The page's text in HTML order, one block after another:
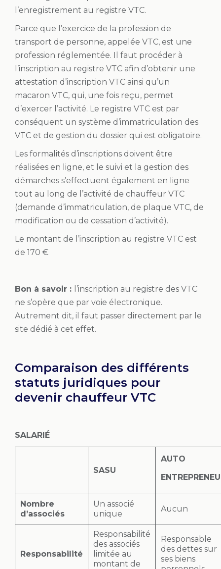
l’enregistrement au registre VTC.
Parce que l’exercice de la profession de
transport de personne, appelée VTC, est une
profession réglementée. Il faut procéder à
l’inscription au registre VTC afin d’obtenir une
attestation d’inscription VTC ainsi qu’un
macaron VTC, qui, une fois reçu, permet
d’exercer l’activité. Le registre VTC est par
conséquent un système d’immatriculation des
VTC et de gestion du dossier qui est obligatoire.
Les formalités d’inscriptions doivent être
réalisées en ligne, et le suivi et la gestion des
démarches s’effectuent également en ligne
tout au long de l’activité de chauffeur VTC
(demande d’immatriculation, de plaque VTC, de
modification ou de cessation d’activité).
Le montant de l’inscription au registre VTC est
de 170 €
Bon à savoir : l’inscription au registre des VTC
ne s’opère que par voie électronique.
Autrement dit, il faut passer directement par le
site dédié à cet effet.
Comparaison des différents
statuts juridiques pour
devenir chauffeur VTC
SALARIÉ
SASU
AUTO
Nombre
d’associés
Un associé
unique
Aucun
Responsabilité
Responsabilité
des associés
limitée au
montant de
Responsable
des dettes sur
ses biens